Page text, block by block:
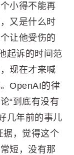
小得不能再
又是什么时
让他受伤的
起诉的时间范
现在才来喊
OpenAI的律
“到底有没有
几年前的事儿
据，觉得这个
短，没有那